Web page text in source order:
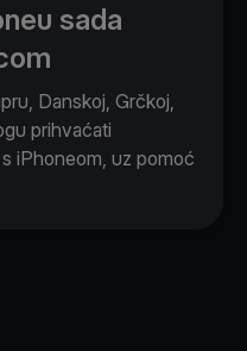
sada
Danskoj, Grčkoj,
prihvaćati
iPhoneom, uz pomoć